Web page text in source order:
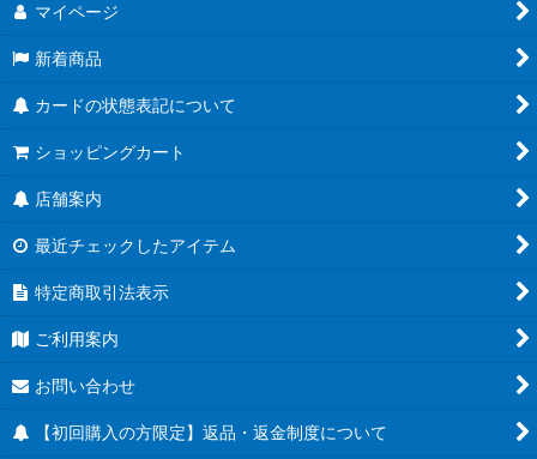
マイページ
新着商品
カードの状態表記について
ショッピングカート
店舗案内
最近チェックしたアイテム
特定商取引法表示
ご利用案内
お問い合わせ
【初回購入の方限定】返品・返金制度について